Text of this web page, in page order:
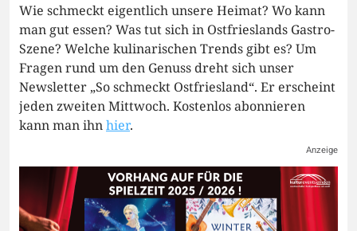
Wie schmeckt eigentlich unsere Heimat? Wo kann
man gut essen? Was tut sich in Ostfrieslands Gastro-
Szene? Welche kulinarischen Trends gibt es? Um
Fragen rund um den Genuss dreht sich unser
Newsletter „So schmeckt Ostfriesland“. Er erscheint
jeden zweiten Mittwoch. Kostenlos abonnieren
kann man ihnhier.
Anzeige